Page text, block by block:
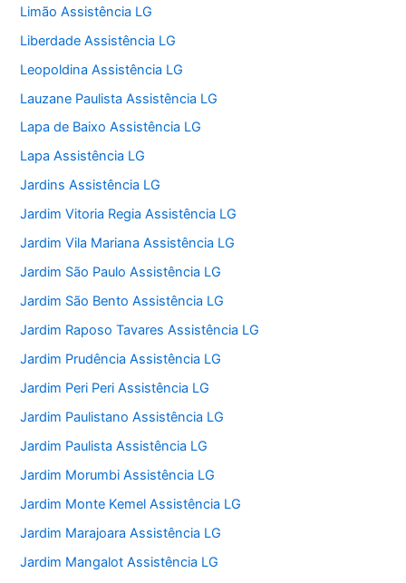
Limão Assistência LG
Liberdade Assistência LG
Leopoldina Assistência LG
Lauzane Paulista Assistência LG
Lapa de Baixo Assistência LG
Lapa Assistência LG
Jardins Assistência LG
Jardim Vitoria Regia Assistência LG
Jardim Vila Mariana Assistência LG
Jardim São Paulo Assistência LG
Jardim São Bento Assistência LG
Jardim Raposo Tavares Assistência LG
Jardim Prudência Assistência LG
Jardim Peri Peri Assistência LG
Jardim Paulistano Assistência LG
Jardim Paulista Assistência LG
Jardim Morumbi Assistência LG
Jardim Monte Kemel Assistência LG
Jardim Marajoara Assistência LG
Jardim Mangalot Assistência LG